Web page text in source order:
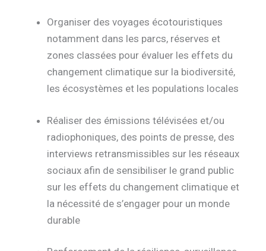
Organiser des voyages écotouristiques
notamment dans les parcs, réserves et
zones classées pour évaluer les effets du
changement climatique sur la biodiversité,
les écosystèmes et les populations locales
Réaliser des émissions télévisées et/ou
radiophoniques, des points de presse, des
interviews retransmissibles sur les réseaux
sociaux afin de sensibiliser le grand public
sur les effets du changement climatique et
la nécessité de s’engager pour un monde
durable